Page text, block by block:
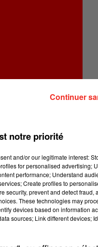
notre priorité
and/or our legitimate interest:
for personalised advertising;
performance; Understand
Create profiles to
security, prevent and detect fraud,
These technologies may
devices based on information
sources; Link different devices;
Continuer